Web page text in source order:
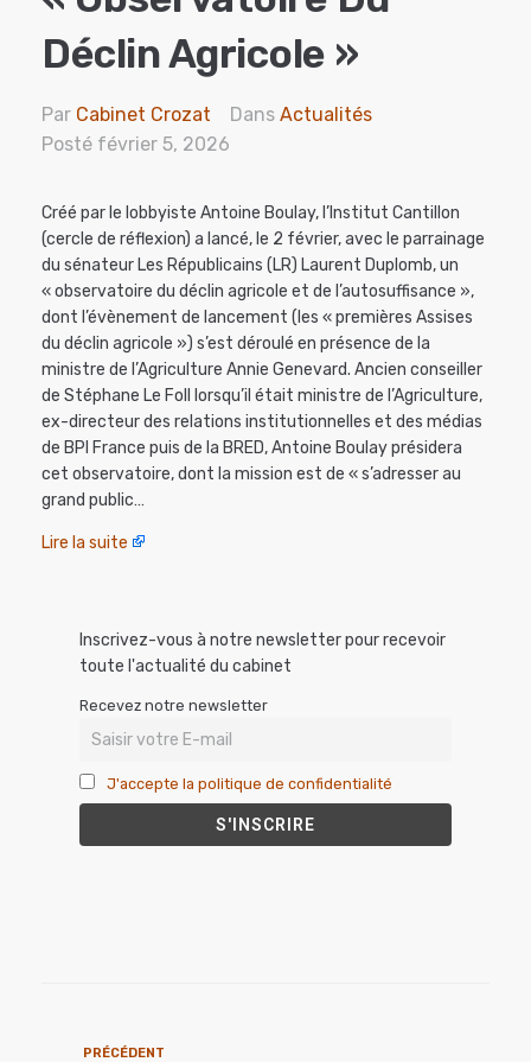
Déclin Agricole »
Par Cabinet Crozat Dans Actualités
Posté février 5, 2026
Créé par le lobbyiste Antoine Boulay, l’Institut Cantillon
(cercle de réflexion) a lancé, le 2 février, avec le parrainage
du sénateur Les Républicains (LR) Laurent Duplomb, un
« observatoire du déclin agricole et de l’autosuffisance »,
dont l’évènement de lancement (les « premières Assises
du déclin agricole ») s’est déroulé en présence de la
ministre de l’Agriculture Annie Genevard. Ancien conseiller
de Stéphane Le Foll lorsqu’il était ministre de l’Agriculture,
ex-directeur des relations institutionnelles et des médias
de BPI France puis de la BRED, Antoine Boulay présidera
cet observatoire, dont la mission est de « s’adresser au
grand public…
Lire la suite
Inscrivez-vous à notre newsletter pour recevoir
toute l'actualité du cabinet
Recevez notre newsletter
J'accepte la politique de confidentialité
PRÉCÉDENT